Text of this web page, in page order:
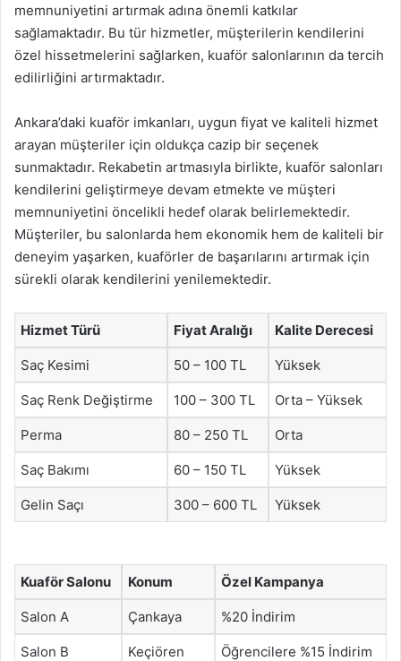
memnuniyetini artırmak adına önemli katkılar
sağlamaktadır. Bu tür hizmetler, müşterilerin kendilerini
özel hissetmelerini sağlarken, kuaför salonlarının da tercih
edilirliğini artırmaktadır.
Ankara’daki kuaför imkanları, uygun fiyat ve kaliteli hizmet
arayan müşteriler için oldukça cazip bir seçenek
sunmaktadır. Rekabetin artmasıyla birlikte, kuaför salonları
kendilerini geliştirmeye devam etmekte ve müşteri
memnuniyetini öncelikli hedef olarak belirlemektedir.
Müşteriler, bu salonlarda hem ekonomik hem de kaliteli bir
deneyim yaşarken, kuaförler de başarılarını artırmak için
sürekli olarak kendilerini yenilemektedir.
Hizmet Türü Fiyat Aralığı Kalite Derecesi
Saç Kesimi 50 – 100 TL Yüksek
Saç Renk Değiştirme 100 – 300 TL Orta – Yüksek
Perma 80 – 250 TL Orta
Saç Bakımı 60 – 150 TL Yüksek
Gelin Saçı 300 – 600 TL Yüksek
Kuaför Salonu Konum Özel Kampanya
Salon A Çankaya %20 İndirim
Salon B Keçiören Öğrencilere %15 İndirim